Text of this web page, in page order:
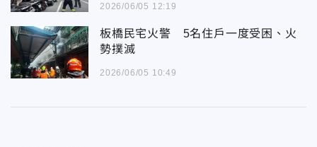
2026/06/05 12:19
板橋民宅火警 5名住戶一度受困、火
勢撲滅
2026/06/05 10:49